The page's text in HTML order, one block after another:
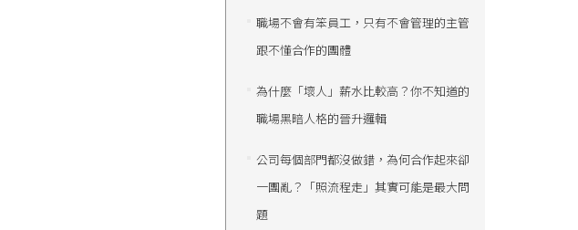
職場不會有笨員工，只有不會管理的主管
跟不懂合作的團體
為什麼「壞人」薪水比較高？你不知道的
職場黑暗人格的晉升邏輯
公司每個部門都沒做錯，為何合作起來卻
一團亂？「照流程走」其實可能是最大問
題